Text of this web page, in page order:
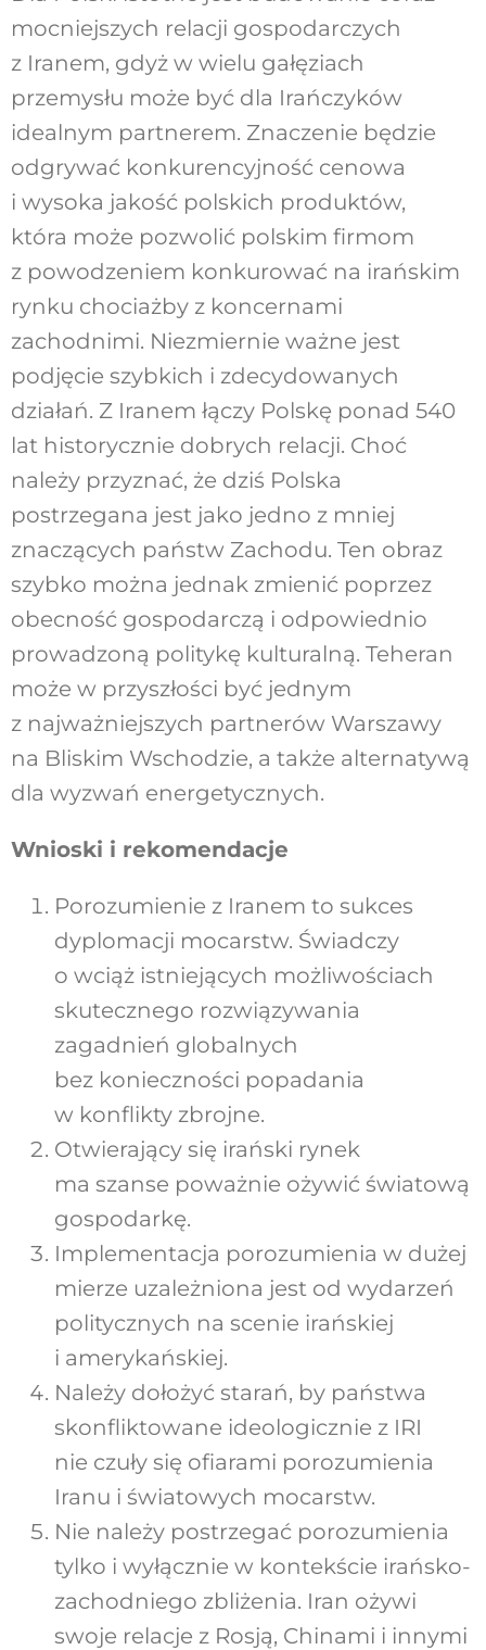
mocniejszych relacji gospodarczych
z Iranem, gdyż w wielu gałęziach
przemysłu może być dla Irańczyków
idealnym partnerem. Znaczenie będzie
odgrywać konkurencyjność cenowa
i wysoka jakość polskich produktów,
która może pozwolić polskim firmom
z powodzeniem konkurować na irańskim
rynku chociażby z koncernami
zachodnimi. Niezmiernie ważne jest
podjęcie szybkich i zdecydowanych
działań. Z Iranem łączy Polskę ponad 540
lat historycznie dobrych relacji. Choć
należy przyznać, że dziś Polska
postrzegana jest jako jedno z mniej
znaczących państw Zachodu. Ten obraz
szybko można jednak zmienić poprzez
obecność gospodarczą i odpowiednio
prowadzoną politykę kulturalną. Teheran
może w przyszłości być jednym
z najważniejszych partnerów Warszawy
na Bliskim Wschodzie, a także alternatywą
dla wyzwań energetycznych.
Wnioski i rekomendacje
Porozumienie z Iranem to sukces
dyplomacji mocarstw. Świadczy
o wciąż istniejących możliwościach
skutecznego rozwiązywania
zagadnień globalnych
bez konieczności popadania
w konflikty zbrojne.
Otwierający się irański rynek
ma szanse poważnie ożywić światową
gospodarkę.
Implementacja porozumienia w dużej
mierze uzależniona jest od wydarzeń
politycznych na scenie irańskiej
i amerykańskiej.
Należy dołożyć starań, by państwa
skonfliktowane ideologicznie z IRI
nie czuły się ofiarami porozumienia
Iranu i światowych mocarstw.
Nie należy postrzegać porozumienia
tylko i wyłącznie w kontekście irańsko-
zachodniego zbliżenia. Iran ożywi
swoje relacje z Rosją, Chinami i innymi